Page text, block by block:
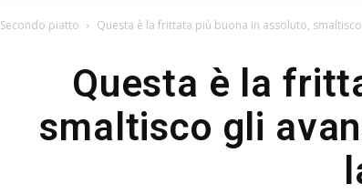
Secondo piatto Questa è la frittata più buona in assoluto,
Questa è la
smaltisco gli